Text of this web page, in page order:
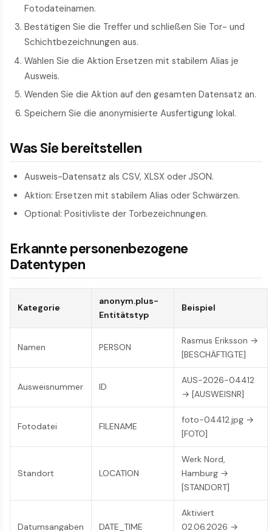
Foto­dateinamen.
Bestätigen Sie die Treffer und schließen Sie Tor- und
Schicht­bezeichnungen aus.
Wählen Sie die Aktion Ersetzen mit stabilem Alias je
Ausweis.
Wenden Sie die Aktion auf den gesamten Datensatz an.
Speichern Sie die anonymisierte Ausfertigung lokal.
Was Sie bereitstellen
Ausweis-Datensatz als CSV, XLSX oder JSON.
Aktion: Ersetzen mit stabilem Alias oder Schwärzen.
Optional: Positivliste der Tor­bezeichnungen.
Erkannte personenbezogene
Datentypen
Kategorie
anonym.plus-
Entitätstyp
Beispiel
Namen PERSON
Rasmus Eriksson →
[BESCHÄFTIGTE]
Ausweisnummer ID
AUS-2026-04412
→ [AUSWEISNR]
Foto­datei FILENAME
foto-04412.jpg →
[FOTO]
Standort LOCATION
Werk Nord,
Hamburg →
[STANDORT]
Datumsangaben DATE_TIME
Aktiviert
02.06.2026 →